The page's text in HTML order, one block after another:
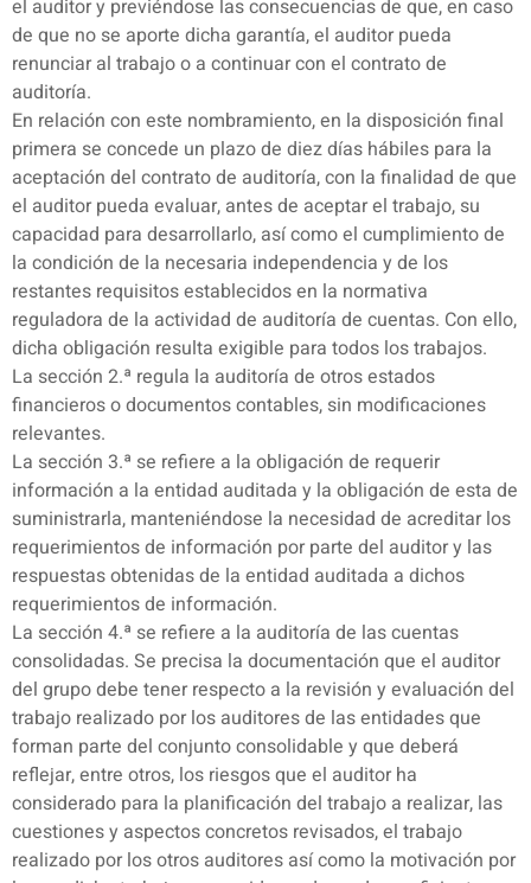
el auditor y previéndose las consecuencias de que, en caso
de que no se aporte dicha garantía, el auditor pueda
renunciar al trabajo o a continuar con el contrato de
auditoría.
En relación con este nombramiento, en la disposición final
primera se concede un plazo de diez días hábiles para la
aceptación del contrato de auditoría, con la finalidad de que
el auditor pueda evaluar, antes de aceptar el trabajo, su
capacidad para desarrollarlo, así como el cumplimiento de
la condición de la necesaria independencia y de los
restantes requisitos establecidos en la normativa
reguladora de la actividad de auditoría de cuentas. Con ello,
dicha obligación resulta exigible para todos los trabajos.
La sección 2.ª regula la auditoría de otros estados
financieros o documentos contables, sin modificaciones
relevantes.
La sección 3.ª se refiere a la obligación de requerir
información a la entidad auditada y la obligación de esta de
suministrarla, manteniéndose la necesidad de acreditar los
requerimientos de información por parte del auditor y las
respuestas obtenidas de la entidad auditada a dichos
requerimientos de información.
La sección 4.ª se refiere a la auditoría de las cuentas
consolidadas. Se precisa la documentación que el auditor
del grupo debe tener respecto a la revisión y evaluación del
trabajo realizado por los auditores de las entidades que
forman parte del conjunto consolidable y que deberá
reflejar, entre otros, los riesgos que el auditor ha
considerado para la planificación del trabajo a realizar, las
cuestiones y aspectos concretos revisados, el trabajo
realizado por los otros auditores así como la motivación por